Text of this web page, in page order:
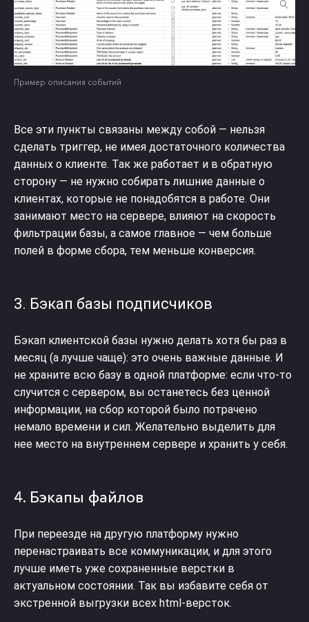
Пример описания событий
Все эти пункты связаны между собой — нельзя
сделать триггер, не имея достаточного количества
данных о клиенте. Так же работает и в обратную
сторону — не нужно собирать лишние данные о
клиентах, которые не понадобятся в работе. Они
занимают место на сервере, влияют на скорость
фильтрации базы, а самое главное — чем больше
полей в форме сбора, тем меньше конверсия.
3. Бэкап базы подписчиков
Бэкап клиентской базы нужно делать хотя бы раз в
месяц (а лучше чаще): это очень важные данные. И
не храните всю базу в одной платформе: если что-то
случится с сервером, вы останетесь без ценной
информации, на сбор которой было потрачено
немало времени и сил. Желательно выделить для
нее место на внутреннем сервере и хранить у себя.
4. Бэкапы файлов
При переезде на другую платформу нужно
перенастраивать все коммуникации, и для этого
лучше иметь уже сохраненные верстки в
актуальном состоянии. Так вы избавите себя от
экстренной выгрузки всех html-версток.